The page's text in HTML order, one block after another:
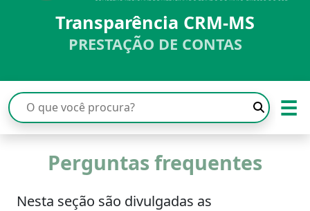
Transparência CRM-MS
PRESTAÇÃO DE CONTAS
☰
Perguntas frequentes
Nesta seção são divulgadas as